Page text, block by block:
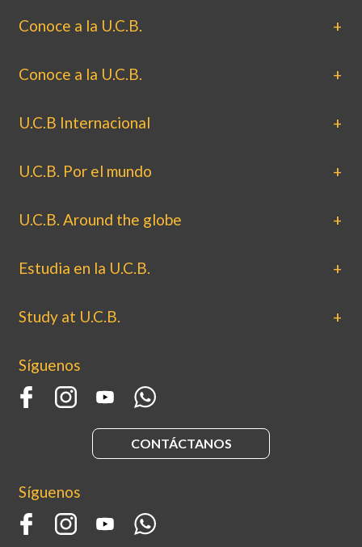
Conoce a la U.C.B.
Conoce a la U.C.B.
U.C.B Internacional
U.C.B. Por el mundo
U.C.B. Around the globe
Estudia en la U.C.B.
Study at U.C.B.
Síguenos
CONTÁCTANOS
Síguenos